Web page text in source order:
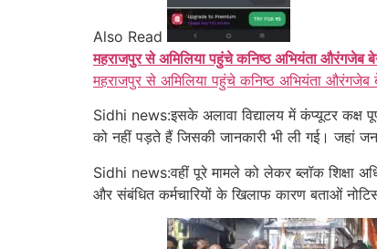
Also Read
महराजपुर से अमिलिया पहुंचे कनिष्ठ अभियंता औरंगजेब
महराजपुर से अमिलिया पहुंचे कनिष्ठ अभियंता औरंगजेब
Sidhi news:इसके अलावा विद्यालय में कंप्यूटर कक्ष
को नहीं पड़ते हैं जिसकी जानकारी भी ली गई। जहां
Sidhi news:वहीं पूरे मामले को लेकर ब्लॉक शिक्षा
और संबंधित कर्मचारियों के खिलाफ कारण बताओं नोटिस